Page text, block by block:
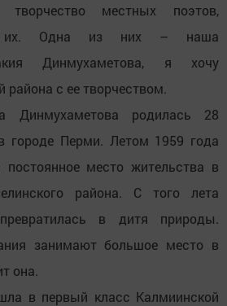
творчество местных поэтов,
их. Одна из них – наша
Динмухаметова, я хочу
района с ее творчеством.
Динмухаметова родилась 28
городе Перми. Летом 1959 года
постоянное место жительства в
района. С того лета
в дитя природы.
занимают большое место в
она.
в первый класс Калмиинской